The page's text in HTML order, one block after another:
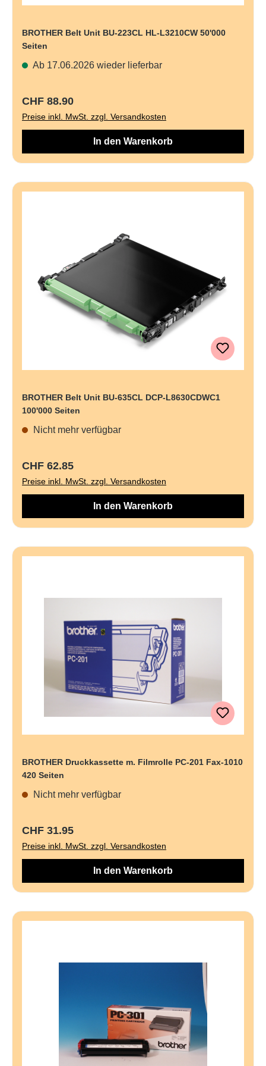
BROTHER Belt Unit BU-223CL HL-L3210CW 50'000
Seiten
Ab 17.06.2026 wieder lieferbar
Regulärer Preis:
CHF 88.90
Preise inkl. MwSt. zzgl. Versandkosten
In den Warenkorb
BROTHER Belt Unit BU-635CL DCP-L8630CDWC1
100'000 Seiten
Nicht mehr verfügbar
Regulärer Preis:
CHF 62.85
Preise inkl. MwSt. zzgl. Versandkosten
In den Warenkorb
BROTHER Druckkassette m. Filmrolle PC-201 Fax-1010
420 Seiten
Nicht mehr verfügbar
Regulärer Preis:
CHF 31.95
Preise inkl. MwSt. zzgl. Versandkosten
In den Warenkorb